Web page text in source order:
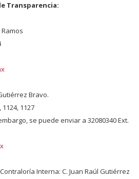
Transparencia:
Bravo.
1127
se puede enviar a 32080340 Ext.
Interna: C. Juan Raúl Gutiérrez